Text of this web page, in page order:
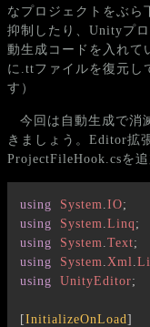
なプロジェクトをぶら
抑制したり、Unityプ
動生成コードを入れて
に.ttファイルを復元し
す）
今回は自動生成で消
きましょう。Editor拡
ProjectFileHook.csを
using System IO;
using
System Linq ;
using
System Text;
using
System Xml
using
UnityEditor;
[InitializeOnLoad ]